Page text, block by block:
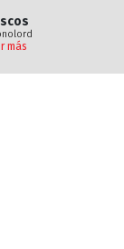
más